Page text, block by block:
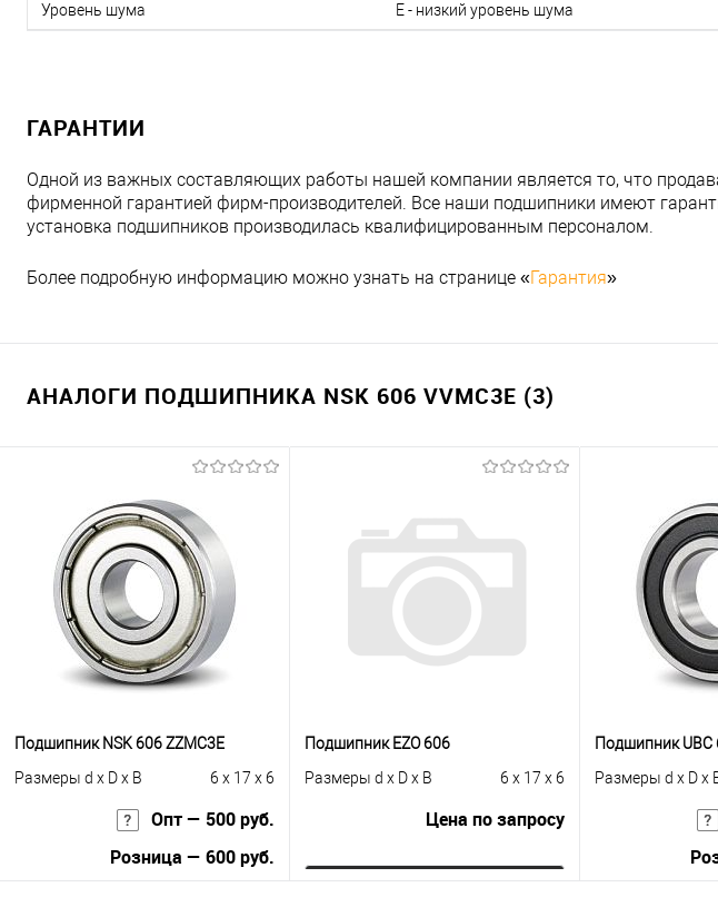
Уровень шума E - низкий уровень шума
ГАРАНТИИ
Одной из важных составляющих работы нашей компании является то, что
фирменной гарантией фирм-производителей. Все наши подшипники имеют
установка подшипников производилась квалифицированным персоналом.
Более подробную информацию можно узнать на странице «Гарантия»
АНАЛОГИ ПОДШИПНИКА NSK 606 VVMC3E (3)
Подшипник NSK 606 ZZMC3E
Размеры d x D x B
6 x 17 x 6
Опт — 500 руб.
Розница — 600 руб.
Подшипник EZO 606
Размеры d x D x B
6 x 17 x 6
Цена по запросу
Подшипник UBC
Размеры d x D x